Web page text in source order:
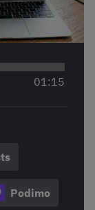
01:15
Podimo